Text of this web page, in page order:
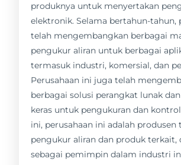
produknya untuk menyertakan
elektronik. Selama bertahun-tahun,
telah mengembangkan berbagai
pengukur aliran untuk berbagai
termasuk industri, komersial, dan
Perusahaan ini juga telah
berbagai solusi perangkat lunak
keras untuk pengukuran dan
ini, perusahaan ini adalah produsen
pengukur aliran dan produk terkait,
sebagai pemimpin dalam industri